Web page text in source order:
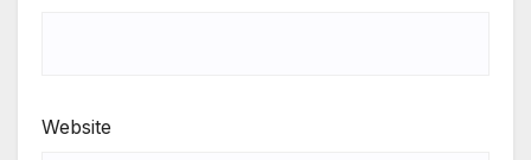
Website